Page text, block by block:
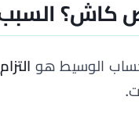
كاش؟
الوسيط هو التزام